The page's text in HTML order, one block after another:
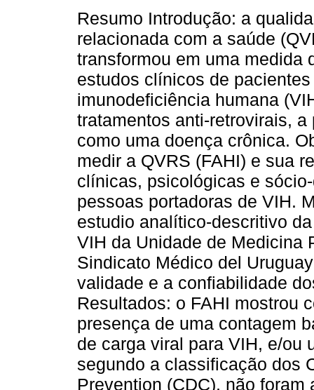
Resumo Introdução: a
relacionada com a saúde
transformou em uma medida
estudos clínicos de
imunodeficiência humana
tratamentos anti-retrovirais,
como uma doença crônica.
medir a QVRS (FAHI) e sua
clínicas, psicológicas e
pessoas portadoras de VIH.
estudio analítico-descritivo
VIH da Unidade de Medicina
Sindicato Médico del
validade e a confiabilidade
Resultados: o FAHI mostrou
presença de uma contagem
de carga viral para VIH, e/ou
segundo a classificação dos
Prevention (CDC), não